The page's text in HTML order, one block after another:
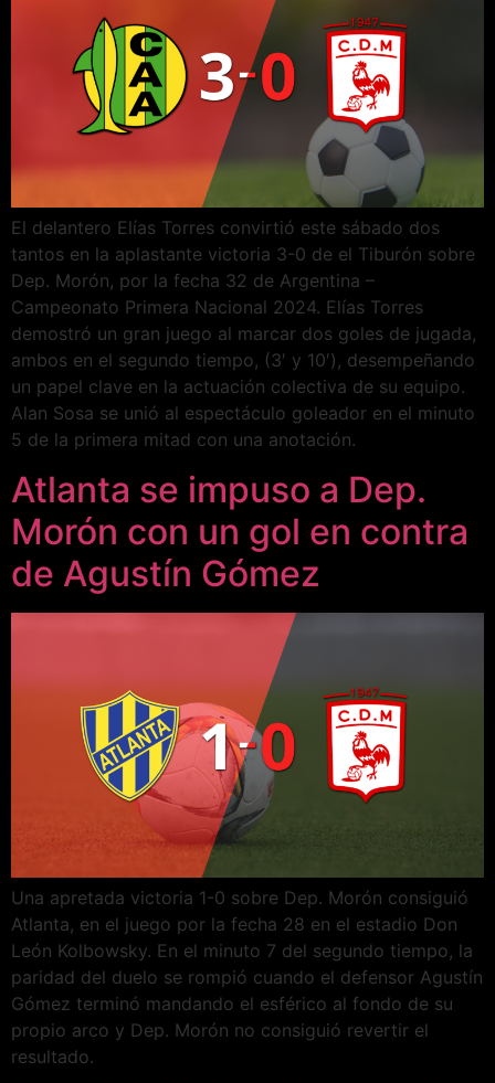
El delantero Elías Torres convirtió este sábado dos
tantos en la aplastante victoria 3-0 de el Tiburón sobre
Dep. Morón, por la fecha 32 de Argentina –
Campeonato Primera Nacional 2024. Elías Torres
demostró un gran juego al marcar dos goles de jugada,
ambos en el segundo tiempo, (3′ y 10′), desempeñando
un papel clave en la actuación colectiva de su equipo.
Alan Sosa se unió al espectáculo goleador en el minuto
5 de la primera mitad con una anotación.
Atlanta se impuso a Dep.
Morón con un gol en contra
de Agustín Gómez
Una apretada victoria 1-0 sobre Dep. Morón consiguió
Atlanta, en el juego por la fecha 28 en el estadio Don
León Kolbowsky. En el minuto 7 del segundo tiempo, la
paridad del duelo se rompió cuando el defensor Agustín
Gómez terminó mandando el esférico al fondo de su
propio arco y Dep. Morón no consiguió revertir el
resultado.